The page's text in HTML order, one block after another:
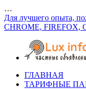
…
Для лучшего опыта,
CHROME, FIREFOX,
ГЛАВНАЯ
ТАРИФНЫЕ